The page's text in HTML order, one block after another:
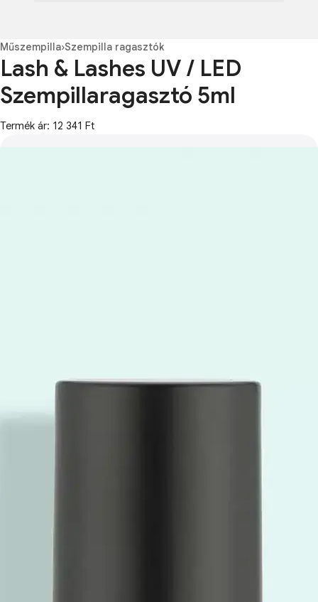
Műszempilla›Szempilla ragasztók
Lash & Lashes UV / LED
Szempillaragasztó 5ml
Termék ár: 12 341 Ft